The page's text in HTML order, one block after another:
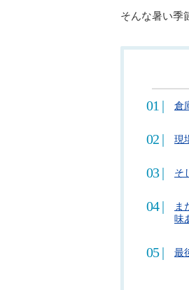
そんな暑い季
倉
現
そ
ま
味
最